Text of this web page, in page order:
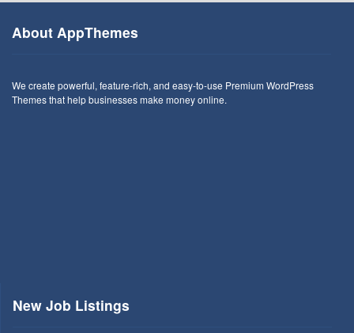
About AppThemes
We create powerful, feature-rich, and easy-to-use Premium WordPress
Themes that help businesses make money online.
New Job Listings